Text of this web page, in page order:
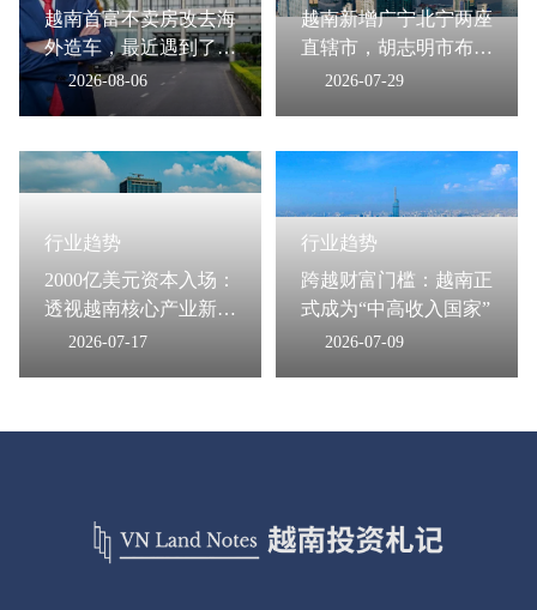
越南首富不卖房改去海
外造车，最近遇到了哪
些难题？
2026-08-06
越南新增广宁北宁两座
直辖市，胡志明市布局
大型自贸区
2026-07-29
行业趋势
2000亿美元资本入场：
透视越南核心产业新格
2026-07-17
行业趋势
跨越财富门槛：越南正
式成为“中高收入国家”
2026-07-09